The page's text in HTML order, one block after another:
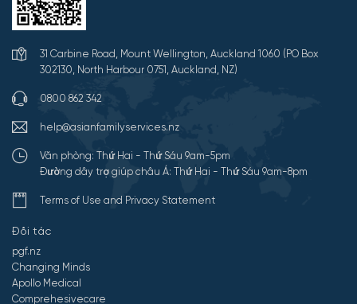
31 Carbine Road, Mount Wellington, Auckland 1060 (PO Box
302130, North Harbour 0751, Auckland, NZ)
0800 862 342
help@asianfamilyservices.nz
Văn phòng: Thứ Hai - Thứ Sáu 9am-5pm
Đường dây trợ giúp châu Á: Thứ Hai - Thứ Sáu 9am-8pm
Terms of Use and Privacy Statement
Đối tác
pgf.nz
Changing Minds
Apollo Medical
Comprehesivecare